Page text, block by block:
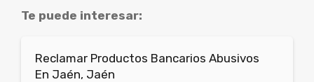
Te puede interesar:
Reclamar Productos Bancarios Abusivos
En Jaén, Jaén